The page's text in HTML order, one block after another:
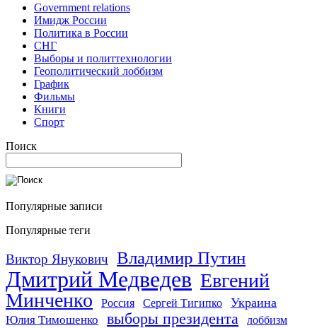
Government relations
Имидж России
Политика в России
СНГ
Выборы и политтехнологии
Геополитический лоббизм
График
Фильмы
Книги
Спорт
Поиск
Популярные записи
Популярные теги
Виктор Янукович Владимир Путин
Дмитрий Медведев Евгений
Минченко
Россия Сергей Тигипко Украина
Юлия Тимошенко выборы президента лоббизм